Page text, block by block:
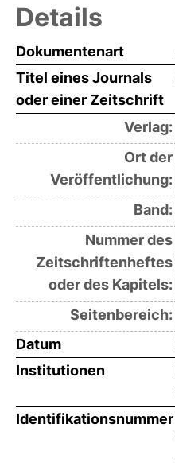
Details
Dokumentenart
Titel eines Journals
oder einer Zeitschrift
Verlag:
Ort der
Veröffentlichung:
Band:
Nummer des
Zeitschriftenheftes
oder des Kapitels:
Seitenbereich:
Datum
Institutionen
Identifikationsnummer